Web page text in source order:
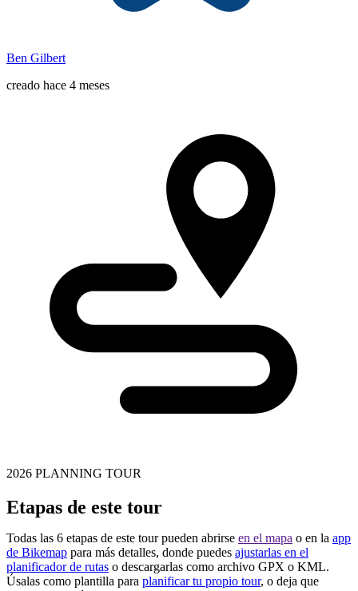
Ben Gilbert
creado hace 4 meses
2026 PLANNING TOUR
Etapas de este tour
Todas las 6 etapas de este tour pueden abrirse en el mapa o en la app
de Bikemap para más detalles, donde puedes ajustarlas en el
planificador de rutas o descargarlas como archivo GPX o KML.
Úsalas como plantilla para planificar tu propio tour, o deja que